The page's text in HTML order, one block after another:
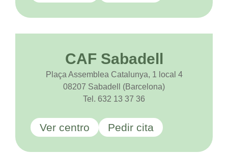
CAF Sabadell
Plaça Assemblea Catalunya, 1 local 4
08207 Sabadell (Barcelona)
Tel. 632 13 37 36
Ver centro Pedir cita